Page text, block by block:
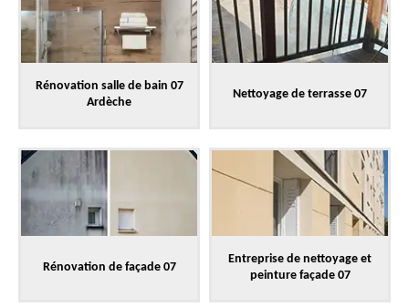
Rénovation salle de bain 07
Ardèche
Nettoyage de terrasse 07
Rénovation de façade 07
Entreprise de nettoyage et
peinture façade 07